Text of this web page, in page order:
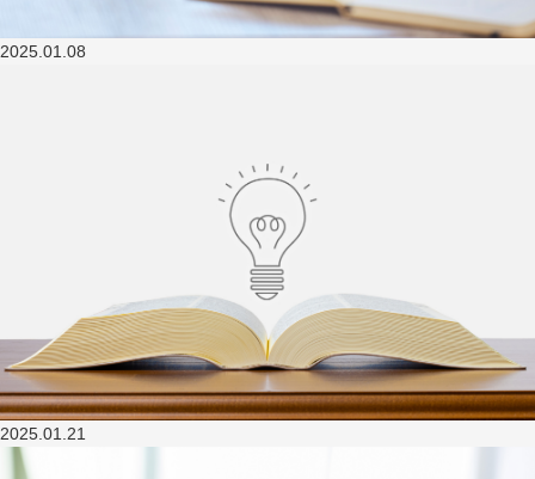
2025.01.08
2025.01.21